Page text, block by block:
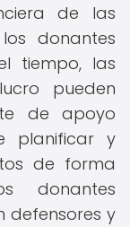
de las
donantes
tiempo, las
pueden
de apoyo
planificar y
de forma
donantes
defensores y